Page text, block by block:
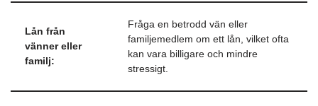
Lån från
vänner eller
familj:
Fråga en betrodd vän eller
familjemedlem om ett lån, vilket ofta
kan vara billigare och mindre
stressigt.